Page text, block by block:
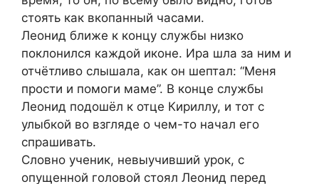
стоять как вкопанный часами.
Леонид ближе к концу службы низко
поклонился каждой иконе. Ира шла за ним и
отчётливо слышала, как он шептал: “Меня
прости и помоги маме”. В конце службы
Леонид подошёл к отце Кириллу, и тот с
улыбкой во взгляде о чем-то начал его
спрашивать.
Словно ученик, невыучивший урок, с
опущенной головой стоял Леонид перед